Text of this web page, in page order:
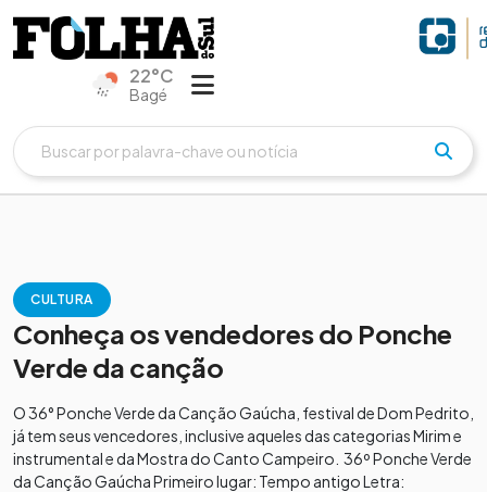
22°C
Bagé
CULTURA
Conheça os vendedores do Ponche
Verde da canção
O 36° Ponche Verde da Canção Gaúcha, festival de Dom Pedrito,
já tem seus vencedores, inclusive aqueles das categorias Mirim e
instrumental e da Mostra do Canto Campeiro. 36º Ponche Verde
da Canção Gaúcha Primeiro lugar: Tempo antigo Letra: